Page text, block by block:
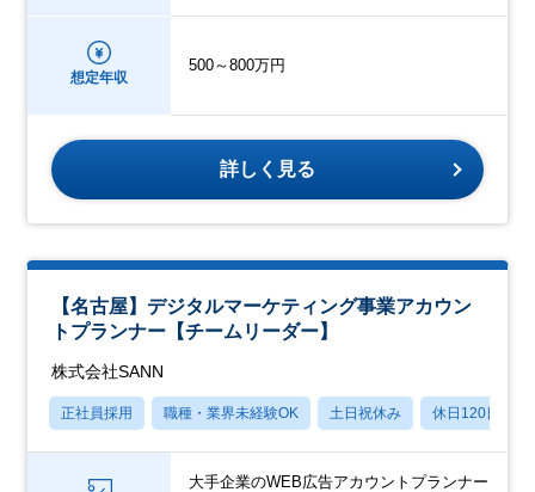
想定年収
500～800万円
詳しく見る
【名古屋】デジタルマーケティング事業アカウン
トプランナー【チームリーダー】
株式会社SANN
正社員採用 職種・業界未経験OK 土日祝休み 休日120日以上
大手企業のWEB広告アカウントプランナー